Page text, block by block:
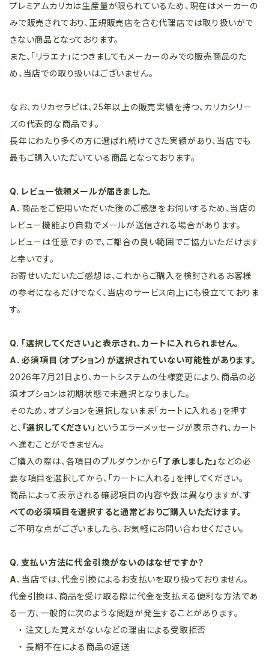
プレミアムカリカは生産量が限られているため、現在はメーカーの
みで販売されており、正規販売店を含む代理店では取り扱いがで
きない商品となっております。
また、「リラエナ」につきましてもメーカーのみでの販売商品のた
め、当店での取り扱いはございません。
なお、カリカセラピは、25年以上の販売実績を持つ、カリカシリー
ズの代表的な商品です。
長年にわたり多くの方に選ばれ続けてきた実績があり、当店でも
最もご購入いただいている商品となっております。
Q. レビュー依頼メールが届きました。
A. 商品をご使用いただいた後のご感想をお伺いするため、当店の
レビュー機能より自動でメールが送信される場合があります。
レビューは任意ですので、ご都合の良い範囲でご協力いただけます
と幸いです。
お寄せいただいたご感想は、これからご購入を検討されるお客様
の参考になるだけでなく、当店のサービス向上にも役立てておりま
す。
Q. 「選択してください」と表示され、カートに入れられません。
A. 必須項目（オプション）が選択されていない可能性があります。
2026年7月21日より、カートシステムの仕様変更により、商品の必
須オプションは初期状態で未選択となりました。
そのため、オプションを選択しないまま「カートに入れる」を押す
と、 「選択してください」 というエラーメッセージが表示され、カート
へ進むことができません。
ご購入の際は、各項目のプルダウンから「了承しました」 などの必
要な項目を選択してから、「カートに入れる」を押してください。
商品によって表示される確認項目の内容や数は異なりますが、す
べての必須項目を選択すると通常どおりご購入いただけます。
ご不明な点がございましたら、お気軽にお問い合わせください。
Q. 支払い方法に代金引換がないのはなぜですか？
A. 当店では、代金引換によるお支払いを取り扱っておりません。
代金引換は、商品を受け取る際に代金を支払える便利な方法であ
る一方、一般的に次のような問題が発生することがあります。
・ 注文した覚えがないなどの理由による受取拒否
・ 長期不在による商品の返送